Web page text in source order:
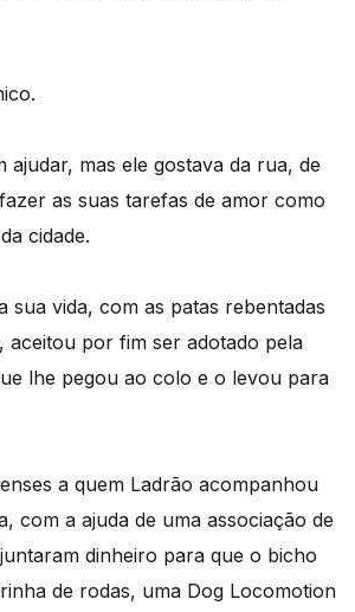
ajudar, mas ele gostava da rua, de
as suas tarefas de amor como
cidade.
sua vida, com as patas rebentadas
aceitou por fim ser adotado pela
lhe pegou ao colo e o levou para
a quem Ladrão acompanhou
com a ajuda de uma associação de
dinheiro para que o bicho
de rodas, uma Dog Locomotion